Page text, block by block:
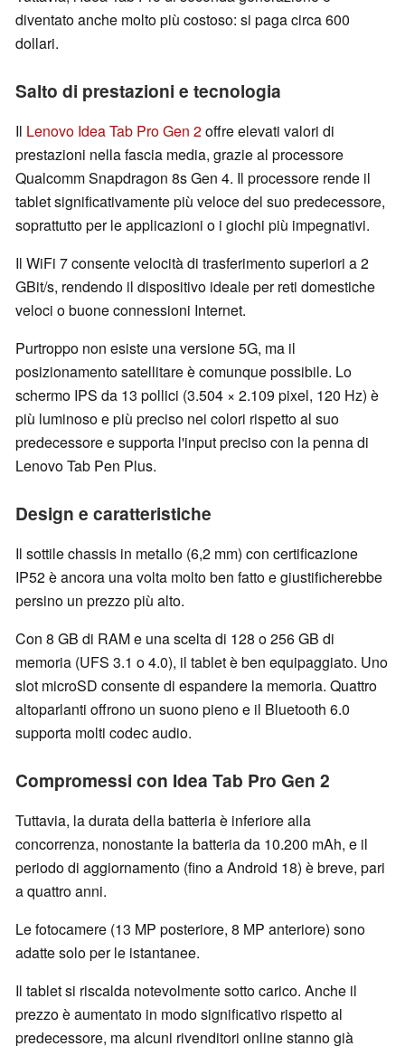
diventato anche molto più costoso: si paga circa 600
dollari.
Salto di prestazioni e tecnologia
Il Lenovo Idea Tab Pro Gen 2offre elevati valori di
prestazioni nella fascia media, grazie al processore
Qualcomm Snapdragon 8s Gen 4. Il processore rende il
tablet significativamente più veloce del suo predecessore,
soprattutto per le applicazioni o i giochi più impegnativi.
Il WiFi 7 consente velocità di trasferimento superiori a 2
GBit/s, rendendo il dispositivo ideale per reti domestiche
veloci o buone connessioni Internet.
Purtroppo non esiste una versione 5G, ma il
posizionamento satellitare è comunque possibile. Lo
schermo IPS da 13 pollici (3.504 × 2.109 pixel, 120 Hz) è
più luminoso e più preciso nei colori rispetto al suo
predecessore e supporta l'input preciso con la penna di
Lenovo Tab Pen Plus.
Design e caratteristiche
Il sottile chassis in metallo (6,2 mm) con certificazione
IP52 è ancora una volta molto ben fatto e giustificherebbe
persino un prezzo più alto.
Con 8 GB di RAM e una scelta di 128 o 256 GB di
memoria (UFS 3.1 o 4.0), il tablet è ben equipaggiato. Uno
slot microSD consente di espandere la memoria. Quattro
altoparlanti offrono un suono pieno e il Bluetooth 6.0
supporta molti codec audio.
Compromessi con Idea Tab Pro Gen 2
Tuttavia, la durata della batteria è inferiore alla
concorrenza, nonostante la batteria da 10.200 mAh, e il
periodo di aggiornamento (fino a Android 18) è breve, pari
a quattro anni.
Le fotocamere (13 MP posteriore, 8 MP anteriore) sono
adatte solo per le istantanee.
Il tablet si riscalda notevolmente sotto carico. Anche il
prezzo è aumentato in modo significativo rispetto al
predecessore, ma alcuni rivenditori online stanno già